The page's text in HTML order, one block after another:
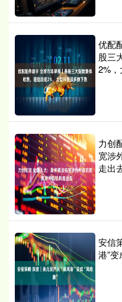
优配
股三
2%
力创
宽涉
走出
安信
港”变